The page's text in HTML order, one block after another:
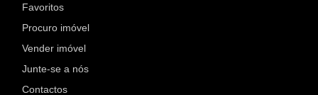
Favoritos
Procuro imóvel
Vender imóvel
Junte-se a nós
Contactos